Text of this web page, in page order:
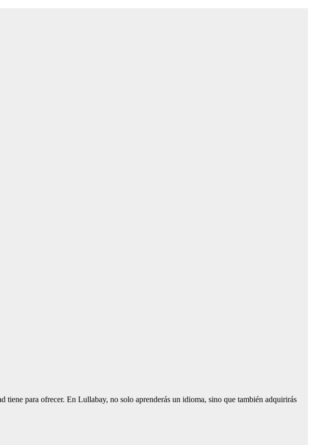
para ofrecer. En Lullabay, no solo aprenderás un idioma, sino que también adquirirás